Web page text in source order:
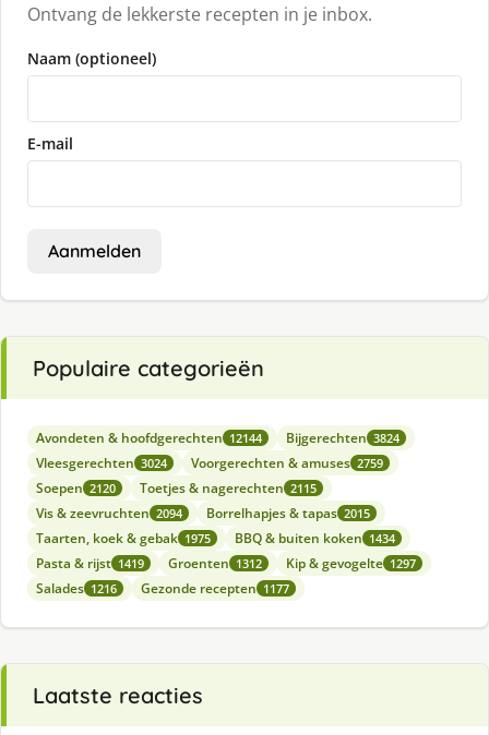
Ontvang de lekkerste recepten in je inbox.
Naam (optioneel)
E-mail
Aanmelden
Populaire categorieën
Avondeten & hoofdgerechten 12144 Bijgerechten 3824
Vleesgerechten 3024 Voorgerechten & amuses 2759
Soepen 2120 Toetjes & nagerechten 2115
Vis & zeevruchten 2094 Borrelhapjes & tapas 2015
Taarten, koek & gebak 1975 BBQ & buiten koken 1434
Pasta & rijst 1419 Groenten 1312 Kip & gevogelte 1297
Salades 1216 Gezonde recepten 1177
Laatste reacties